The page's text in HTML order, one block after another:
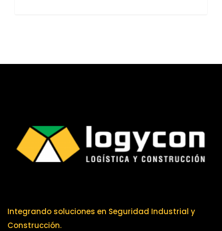
Integrando soluciones en Seguridad Industrial y
Construcción.